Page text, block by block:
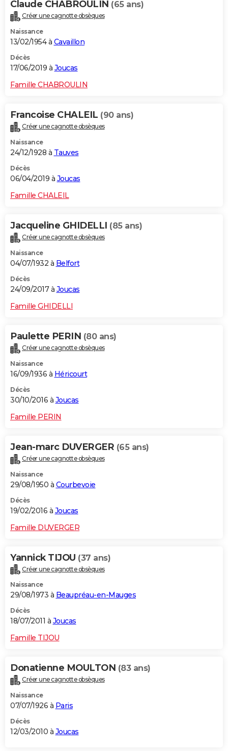
Claude CHABROULIN (65 ans)
Créer une cagnotte obsèques
Naissance
13/02/1954 à Cavaillon
Décès
17/06/2019 à Joucas
Famille CHABROULIN
Francoise CHALEIL (90 ans)
Créer une cagnotte obsèques
Naissance
24/12/1928 à Tauves
Décès
06/04/2019 à Joucas
Famille CHALEIL
Jacqueline GHIDELLI (85 ans)
Créer une cagnotte obsèques
Naissance
04/07/1932 à Belfort
Décès
24/09/2017 à Joucas
Famille GHIDELLI
Paulette PERIN (80 ans)
Créer une cagnotte obsèques
Naissance
16/09/1936 à Héricourt
Décès
30/10/2016 à Joucas
Famille PERIN
Jean-marc DUVERGER (65 ans)
Créer une cagnotte obsèques
Naissance
29/08/1950 à Courbevoie
Décès
19/02/2016 à Joucas
Famille DUVERGER
Yannick TIJOU (37 ans)
Créer une cagnotte obsèques
Naissance
29/08/1973 à Beaupréau-en-Mauges
Décès
18/07/2011 à Joucas
Famille TIJOU
Donatienne MOULTON (83 ans)
Créer une cagnotte obsèques
Naissance
07/07/1926 à Paris
Décès
12/03/2010 à Joucas